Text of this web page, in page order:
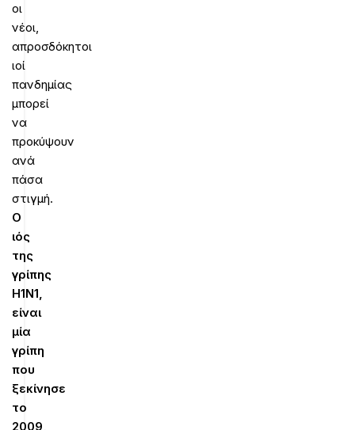
οι
νέοι,
απροσδόκητοι
ιοί
πανδημίας
μπορεί
να
προκύψουν
ανά
πάσα
στιγμή.
Ο
ιός
της
γρίπης
Η1Ν1,
είναι
μία
γρίπη
που
ξεκίνησε
το
2009,